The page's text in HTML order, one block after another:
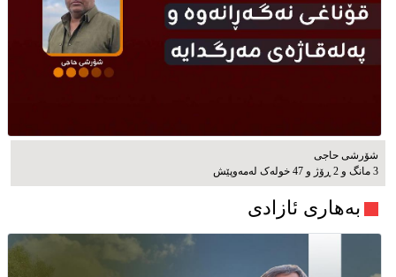
شۆرشی حاجی
3 مانگ و 2 ڕۆژ و 47 خوله‌ک له‌مه‌وپێش‌
بەهاری ئازادی